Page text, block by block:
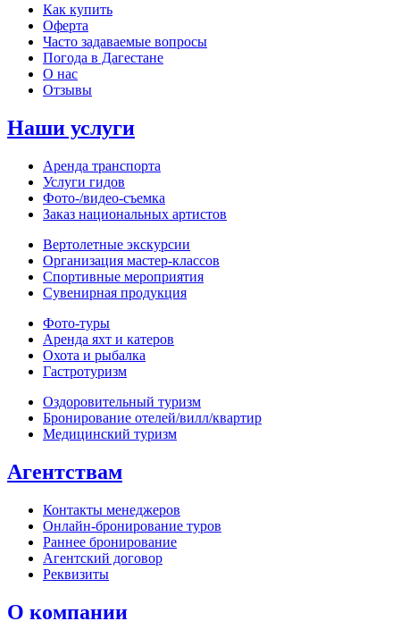
Как купить
Оферта
Часто задаваемые вопросы
Погода в Дагестане
О нас
Отзывы
Наши услуги
Аренда транспорта
Услуги гидов
Фото-/видео‑съемка
Заказ национальных артистов
Вертолетные экскурсии
Организация мастер‑классов
Спортивные мероприятия
Сувенирная продукция
Фото‑туры
Аренда яхт и катеров
Охота и рыбалка
Гастротуризм
Оздоровительный туризм
Бронирование отелей/вилл/квартир
Медицинский туризм
Агентствам
Контакты менеджеров
Онлайн‑бронирование туров
Раннее бронирование
Агентский договор
Реквизиты
О компании